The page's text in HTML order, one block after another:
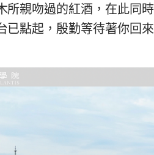
所親吻過的紅酒，在此同
已點起，殷勤等待著你回來